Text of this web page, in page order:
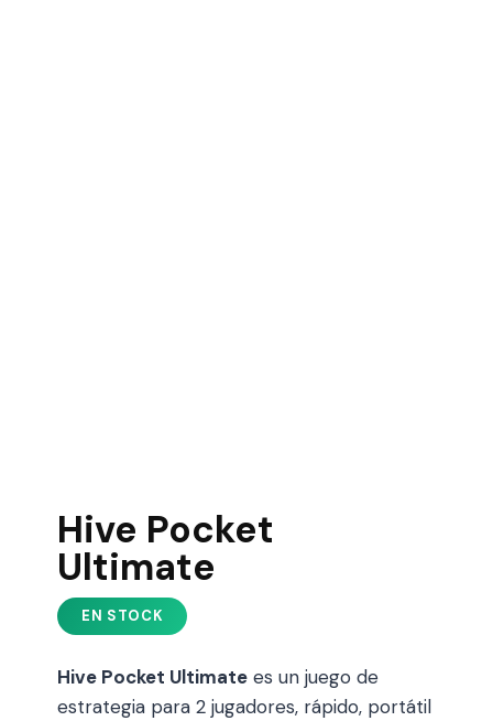
Hive Pocket
Ultimate
Hive Pocket Ultimate es un juego de
estrategia para 2 jugadores, rápido, portátil